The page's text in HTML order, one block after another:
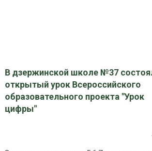
В дзержинской школе №37
открытый урок Всероссийского
образовательного проекта "Урок
цифры"